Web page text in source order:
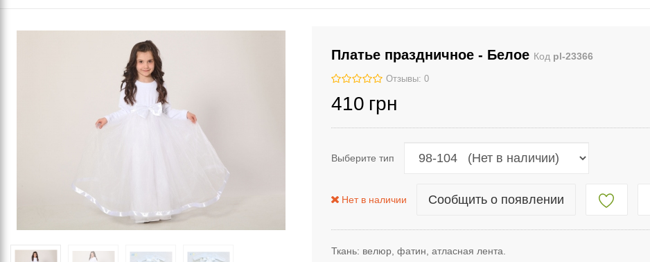
Платье праздничное - Белое Код pl-23366
Отзывы: 0
410 грн
Выберите тип
Нет в наличии Сообщить о появлении
Ткань: велюр, фатин, атласная лента.